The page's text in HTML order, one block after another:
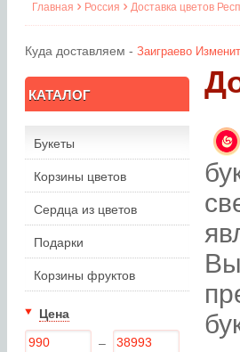
Главная Россия Доставка цветов
Куда доставляем - Заиграево
КАТАЛОГ
Букеты
Корзины цветов
Сердца из цветов
Подарки
Корзины фруктов
Цена
–